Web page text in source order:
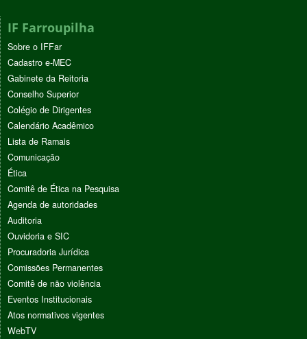
IF Farroupilha
Sobre o IFFar
Cadastro e-MEC
Gabinete da Reitoria
Conselho Superior
Colégio de Dirigentes
Calendário Acadêmico
Lista de Ramais
Comunicação
Ética
Comitê de Ética na Pesquisa
Agenda de autoridades
Auditoria
Ouvidoria e SIC
Procuradoria Jurídica
Comissões Permanentes
Comitê de não violência
Eventos Institucionais
Atos normativos vigentes
WebTV